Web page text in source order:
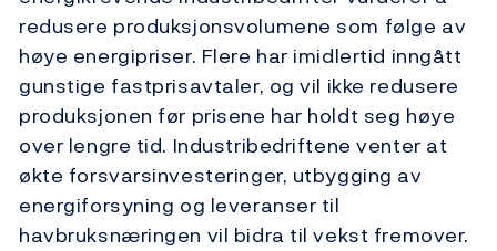
redusere produksjonsvolumene som følge av
høye energi­priser. Flere har imidlertid inngått
gunstige fastprisavtaler, og vil ikke redusere
produksjonen før prisene har holdt seg høye
over lengre tid. Industribedriftene venter at
økte forsvarsinvesteringer, utbygging av
energiforsyning og leveranser til
havbruksnæringen vil bidra til vekst fremover.